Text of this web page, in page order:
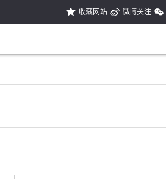
收藏网站 微博关注